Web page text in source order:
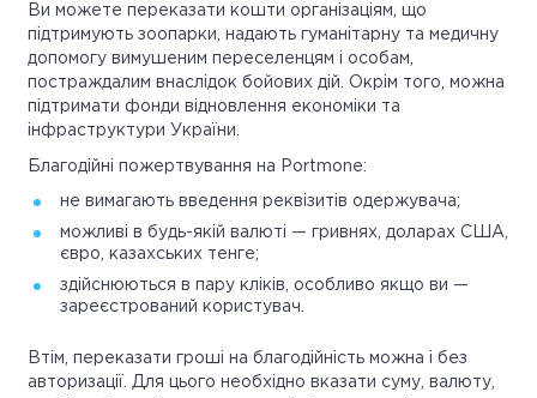
Ви можете переказати кошти організаціям, що
підтримують зоопарки, надають гуманітарну та медичну
допомогу вимушеним переселенцям і особам,
постраждалим внаслідок бойових дій. Окрім того, можна
підтримати фонди відновлення економіки та
інфраструктури України.
Благодійні пожертвування на Portmone:
не вимагають введення реквізитів одержувача;
можливі в будь-якій валюті — гривнях, доларах США,
євро, казахських тенге;
здійснюються в пару кліків, особливо якщо ви —
зареєстрований користувач.
Втім, переказати гроші на благодійність можна і без
авторизації. Для цього необхідно вказати суму, валюту,